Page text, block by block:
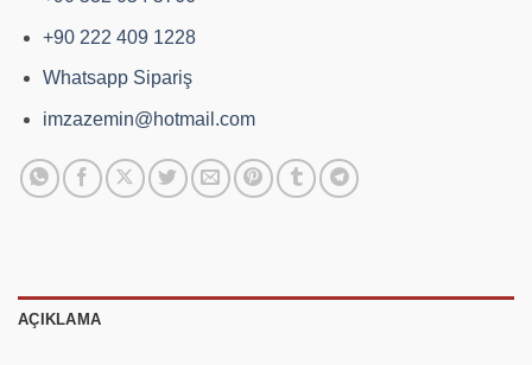
+90 222 409 1228
Whatsapp Sipariş
imzazemin@hotmail.com
AÇIKLAMA